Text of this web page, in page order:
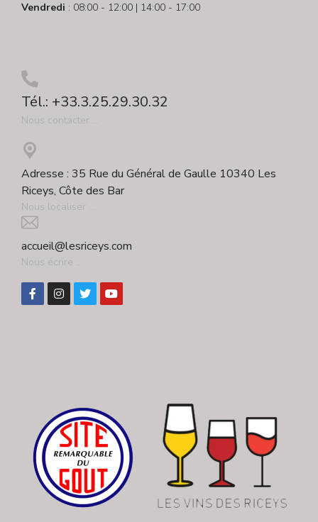
Vendredi : 08:00 - 12:00 | 14:00 - 17:00
Tél.: +33.3.25.29.30.32
Nous contacter ...
Adresse : 35 Rue du Général de Gaulle 10340 Les
Riceys, Côte des Bar
Nous localiser ...
accueil@lesriceys.com
Nous écrire ...